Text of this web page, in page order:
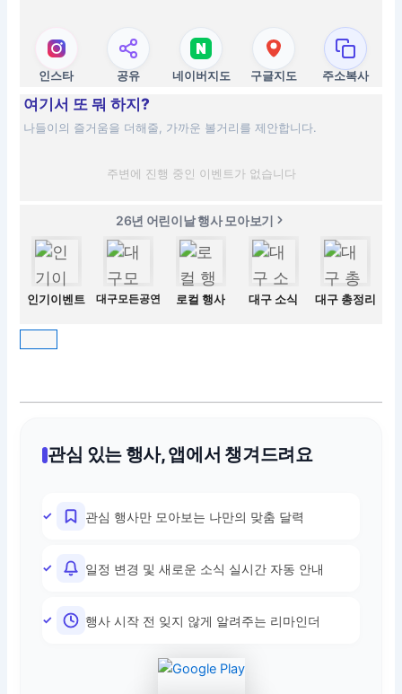
인스타 공유 네이버지도 구글지도 주소복사
여기서 또 뭐 하지?
나들이의 즐거움을 더해줄, 가까운 볼거리를 제안합니다.
주변에 진행 중인 이벤트가 없습니다
26년 어린이날 행사 모아보기
인기이벤트 대구모든공연 로컬 행사 대구 소식 대구 총정리
관심 있는 행사, 앱에서 챙겨드려요
관심 행사만 모아보는 나만의 맞춤 달력
일정 변경 및 새로운 소식 실시간 자동 안내
행사 시작 전 잊지 않게 알려주는 리마인더